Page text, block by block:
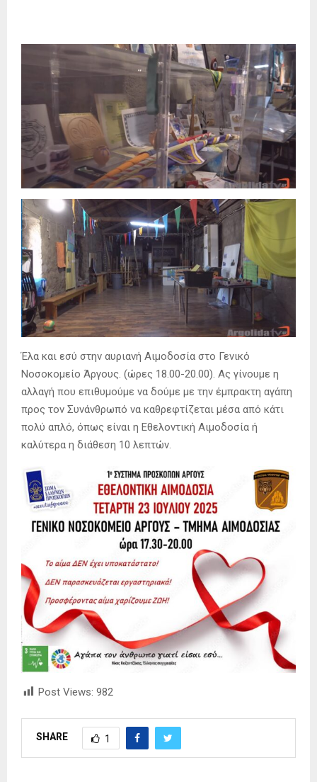
Έλα και εσύ στην αυριανή Αιμοδοσία στο Γενικό
Νοσοκομείο Άργους. (ώρες 18.00-20.00). Ας γίνουμε η
αλλαγή που επιθυμούμε να δούμε με την έμπρακτη αγάπη
προς τον Συνάνθρωπό να καθρεφτίζεται μέσα από κάτι
πολύ απλό, όπως είναι η Εθελοντική Αιμοδοσία ή
καλύτερα η διάθεση 10 λεπτών.
Post Views: 982
SHARE 1